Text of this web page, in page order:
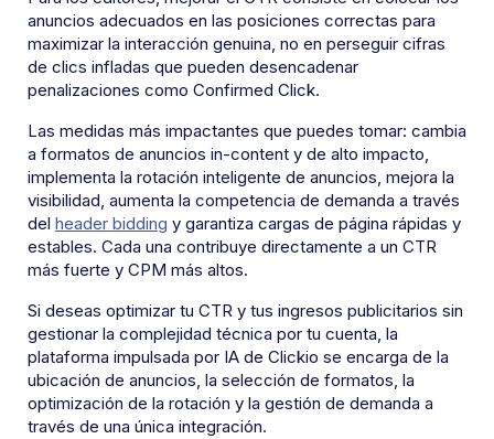
anuncios adecuados en las posiciones correctas para
maximizar la interacción genuina, no en perseguir cifras
de clics infladas que pueden desencadenar
penalizaciones como Confirmed Click.
Las medidas más impactantes que puedes tomar: cambia
a formatos de anuncios in-content y de alto impacto,
implementa la rotación inteligente de anuncios, mejora la
visibilidad, aumenta la competencia de demanda a través
del header bidding y garantiza cargas de página rápidas y
estables. Cada una contribuye directamente a un CTR
más fuerte y CPM más altos.
Si deseas optimizar tu CTR y tus ingresos publicitarios sin
gestionar la complejidad técnica por tu cuenta, la
plataforma impulsada por IA de Clickio se encarga de la
ubicación de anuncios, la selección de formatos, la
optimización de la rotación y la gestión de demanda a
través de una única integración.